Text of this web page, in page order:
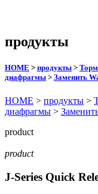
продукты
HOME > продукты >
диафрагмы > Заменить
HOME > продукты >
диафрагмы >
product
product
J-Series Quick